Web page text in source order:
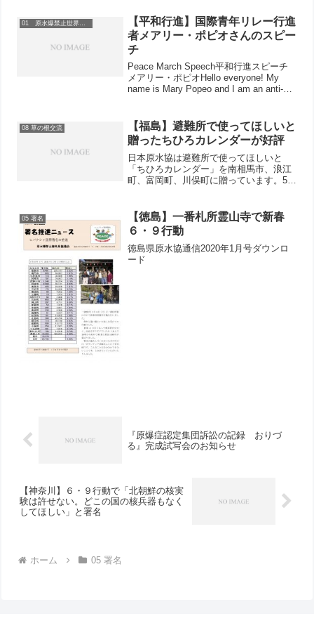
01 原水爆禁止世界大会
【平和行進】国際青年リレー行進
者メアリー・ポピオさんのスピー
チ
Peace March Speech平和行進スピーチ
メアリー・ポピオHello everyone! My
name is Mary Popeo and I am an anti-
08 草の根交流
【福島】避難所で使ってほしいと
贈ったちひろカレンダーが好評
日本原水協は避難所で使ってほしいと
「ちひろカレンダー」を南相馬市、浪江
町、富岡町、川俣町に贈っています。5月
葛尾村に全国から寄せられたお見舞い金
を届け届けた際に「この...
05 署名
【徳島】一番札所霊山寺で新春
６・９行動
徳島県原水協通信2020年1月号ダウンロ
ード
『原爆症認定集団訴訟の記録 おりづ
る』完成試写会のお知らせ
【神奈川】６・９行動で「北朝鮮の核実
験は許せない。どこの国の核兵器もなく
してほしい」と署名
ホーム 05 署名